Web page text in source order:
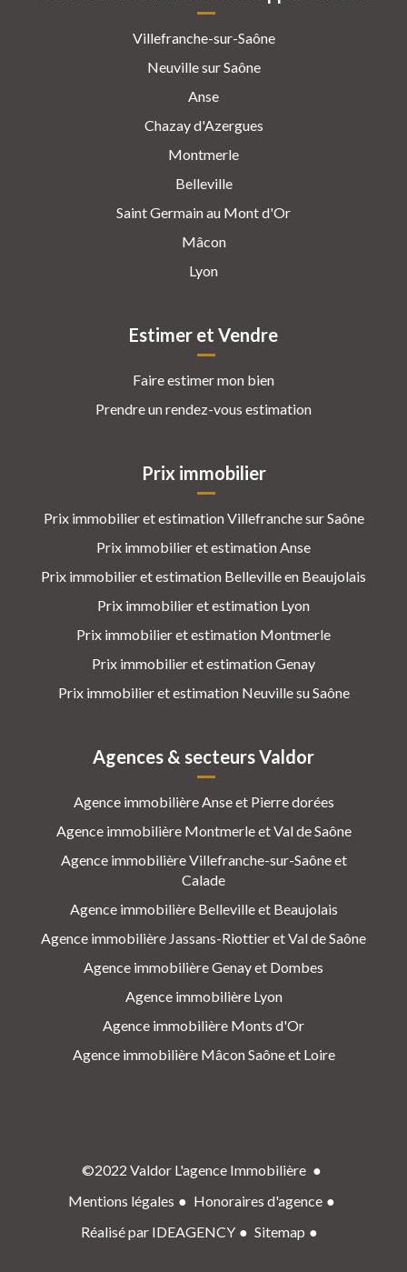
Villefranche-sur-Saône
Neuville sur Saône
Anse
Chazay d'Azergues
Montmerle
Belleville
Saint Germain au Mont d'Or
Mâcon
Lyon
Estimer et Vendre
Faire estimer mon bien
Prendre un rendez-vous estimation
Prix immobilier
Prix immobilier et estimation Villefranche sur Saône
Prix immobilier et estimation Anse
Prix immobilier et estimation Belleville en Beaujolais
Prix immobilier et estimation Lyon
Prix immobilier et estimation Montmerle
Prix immobilier et estimation Genay
Prix immobilier et estimation Neuville su Saône
Agences & secteurs Valdor
Agence immobilière Anse et Pierre dorées
Agence immobilière Montmerle et Val de Saône
Agence immobilière Villefranche-sur-Saône et
Calade
Agence immobilière Belleville et Beaujolais
Agence immobilière Jassans-Riottier et Val de Saône
Agence immobilière Genay et Dombes
Agence immobilière Lyon
Agence immobilière Monts d'Or
Agence immobilière Mâcon Saône et Loire
©2022 Valdor L'agence Immobilière
Mentions légales
Honoraires d'agence
Réalisé par IDEAGENCY
Sitemap